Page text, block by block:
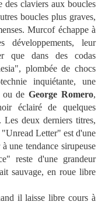
claviers aux boucles
boucles plus graves,
Murcof échappe à
développements, leur
que dans des codas
plombée de chocs
inquiétante, une
deGeorge Romero,
éclairé de quelques
Les deux derniers titres,
Letter" est d'une
une tendance sirupeuse
reste d'une grandeur
sauvage, en roue libre
il laisse libre cours à